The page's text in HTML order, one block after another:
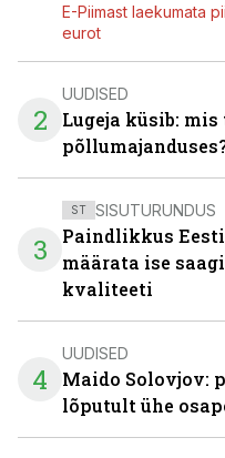
E-Piimast laekumata
eurot
2
UUDISED
Lugeja küsib:
3
ST SISUTURUNDUS
Paindlikkus
määrata ise
kvaliteeti
4
UUDISED
Maido Solovjov:
lõputult ühe